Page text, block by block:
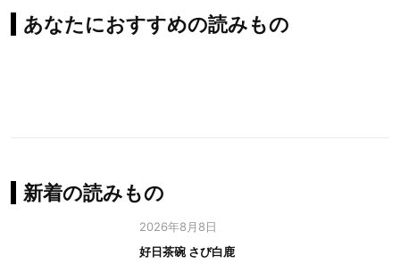
あなたにおすすめの読みもの
新着の読みもの
2026年8月8日
好日茶碗 さび白鹿